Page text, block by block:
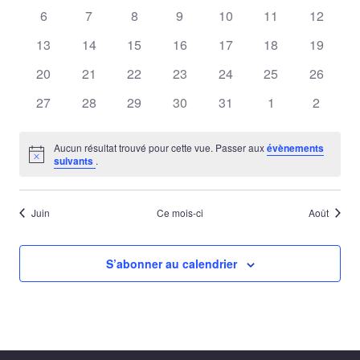
de
vues
Évènements
0
6
0
7
0
8
0
9
0
10
0
11
0
12
0
13
0
14
0
15
0
16
0
17
0
18
0
19
0
20
0
21
0
22
0
23
0
24
0
25
0
26
0
27
0
28
0
29
0
30
0
31
0
1
0
2
Notice
Aucun résultat trouvé pour cette vue. Passer auxévènements
suivants .
Juin Ce mois-ci Août
S’abonner au calendrier